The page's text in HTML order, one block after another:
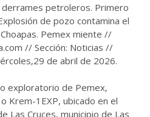
petroleros. Primero
de pozo contamina el
Pemex miente //
// Sección: Noticias //
de abril de 2026.
exploratorio de Pemex,
Krem-1EXP, ubicado en el
Las Cruces, municipio de Las